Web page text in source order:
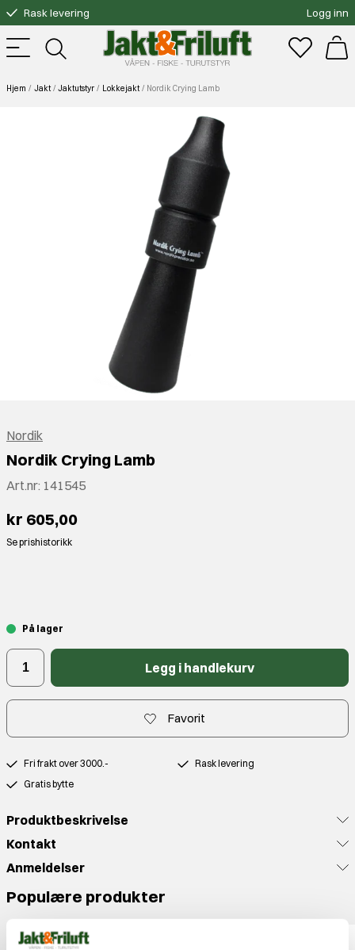
Rask levering
Gratis bytte
Fri frakt over 3000.-
Logg inn
Hjem Jakt Jaktutstyr Lokkejakt Nordik Crying Lamb
Nordik
Nordik Crying Lamb
Art.nr: 141545
kr 605,00
Se prishistorikk
På lager
Legg i handlekurv
Favorit
Fri frakt over 3000.-
Rask levering
Gratis bytte
Produktbeskrivelse
Kontakt
Anmeldelser
Populære produkter